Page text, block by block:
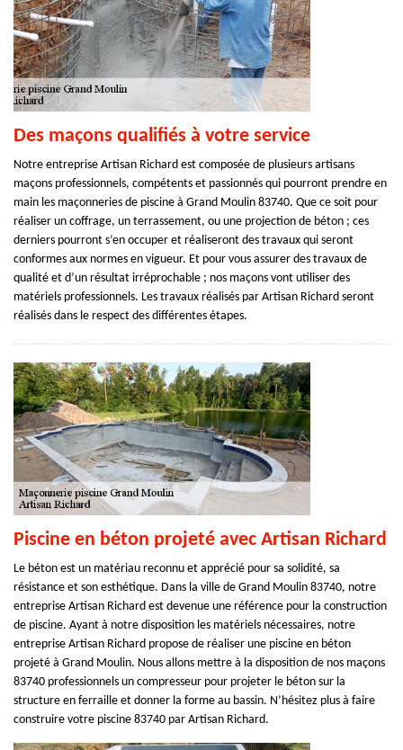
Des maçons qualifiés à votre service
Notre entreprise Artisan Richard est composée de plusieurs artisans
maçons professionnels, compétents et passionnés qui pourront prendre en
main les maçonneries de piscine à Grand Moulin 83740. Que ce soit pour
réaliser un coffrage, un terrassement, ou une projection de béton ; ces
derniers pourront s’en occuper et réaliseront des travaux qui seront
conformes aux normes en vigueur. Et pour vous assurer des travaux de
qualité et d’un résultat irréprochable ; nos maçons vont utiliser des
matériels professionnels. Les travaux réalisés par Artisan Richard seront
réalisés dans le respect des différentes étapes.
Piscine en béton projeté avec Artisan Richard
Le béton est un matériau reconnu et apprécié pour sa solidité, sa
résistance et son esthétique. Dans la ville de Grand Moulin 83740, notre
entreprise Artisan Richard est devenue une référence pour la construction
de piscine. Ayant à notre disposition les matériels nécessaires, notre
entreprise Artisan Richard propose de réaliser une piscine en béton
projeté à Grand Moulin. Nous allons mettre à la disposition de nos maçons
83740 professionnels un compresseur pour projeter le béton sur la
structure en ferraille et donner la forme au bassin. N’hésitez plus à faire
construire votre piscine 83740 par Artisan Richard.